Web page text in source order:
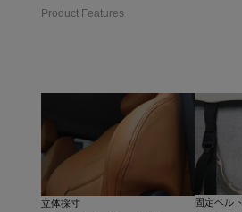
Product Features
立体採寸 固定ベルト